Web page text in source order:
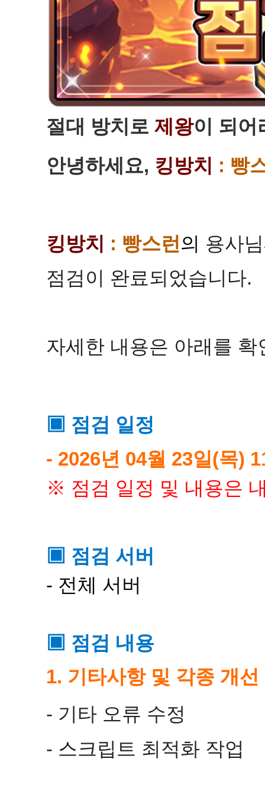
절대 방치로제왕이 되어
안녕하세요, 킹방치 : 빵
킹방치 : 빵스런의 용사
점검이 완료되었습니다.
자세한 내용은 아래를
▣ 점검 일정
- 2026년 04월 23일(목)
​※ 점검 일정 및 내용은
▣ 점검 서버
- 전체 서버
▣ 점검 내용
1. 기타사항 및 각종 개
- 기타 오류 수정
- 스크립트 최적화 작업